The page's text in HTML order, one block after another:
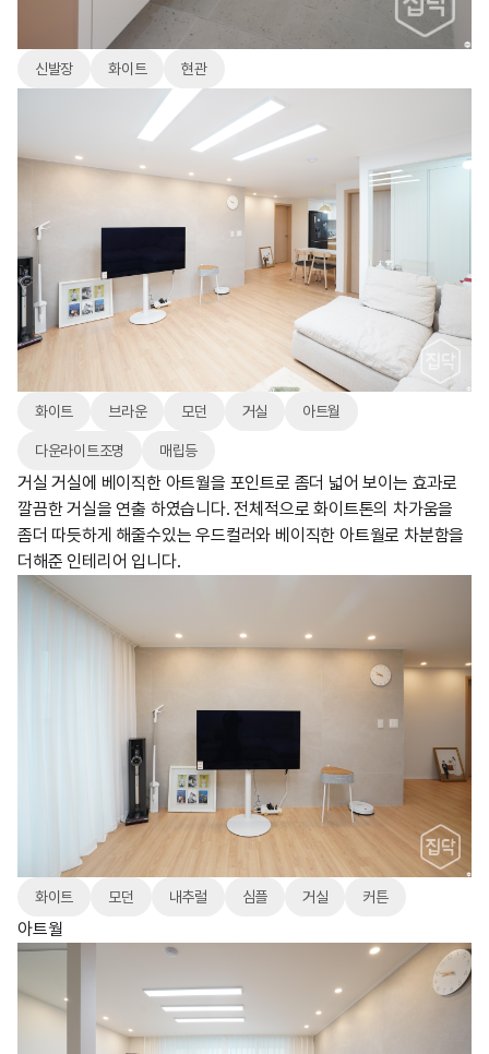
신발장 화이트 현관
화이트 브라운 모던 거실 아트월
다운라이트조명 매립등
거실 거실에 베이직한 아트월을 포인트로 좀더 넓어 보이는 효과로
깔끔한 거실을 연출 하였습니다. 전체적으로 화이트톤의 차가움을
좀더 따듯하게 해줄수있는 우드컬러와 베이직한 아트월로 차분함을
더해준 인테리어 입니다.
화이트 모던 내추럴 심플 거실 커튼
아트월